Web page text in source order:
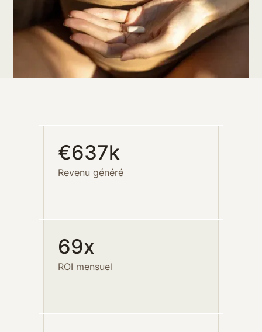
€637k
Revenu généré
69x
ROI mensuel